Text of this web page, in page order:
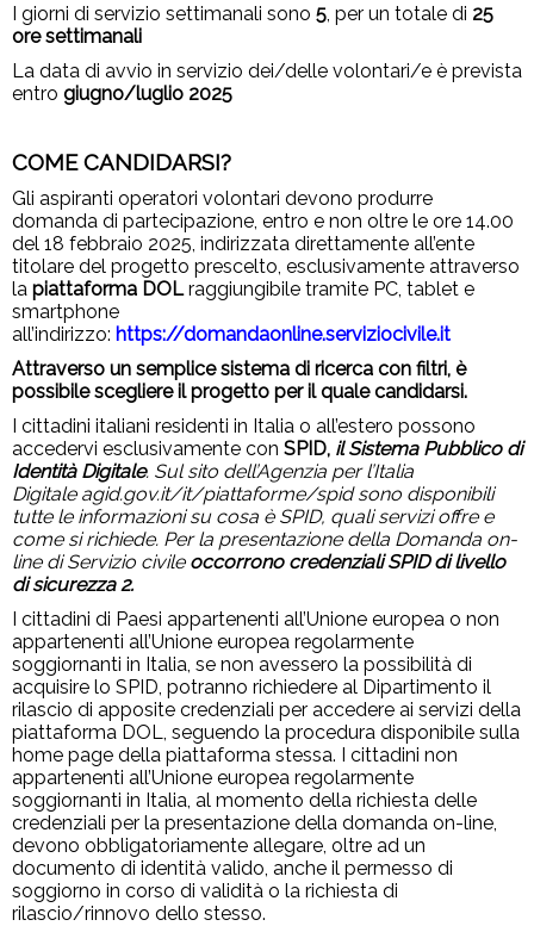
I giorni di servizio settimanali sono 5 , per un totale di 25
ore settimanali
La data di avvio in servizio dei/delle volontari/e è prevista
entro giugno/luglio 2025
COME CANDIDARSI?
Gli aspiranti operatori volontari devono produrre
domanda di partecipazione, entro e non oltre le ore 14.00
del 18 febbraio 2025, indirizzata direttamente all’ente
titolare del progetto prescelto, esclusivamente attraverso
la piattaforma DOLraggiungibile tramite PC, tablet e
smartphone
all’indirizzo: https://domandaonline.serviziocivile.it
Attraverso un semplice sistema di ricerca con filtri, è
possibile scegliere il progetto per il quale candidarsi.
I cittadini italiani residenti in Italia o all’estero possono
accedervi esclusivamente con SPID, il Sistema Pubblico di
Identità Digitale. Sul sito dell’Agenzia per l’Italia
Digitale agid.gov.it/it/piattaforme/spidsono disponibili
tutte le informazioni su cosa è SPID, quali servizi offre e
come si richiede. Per la presentazione della Domanda on-
line di Servizio civile occorrono credenziali SPID di livello
di sicurezza 2.
I cittadini di Paesi appartenenti all’Unione europea o non
appartenenti all’Unione europea regolarmente
soggiornanti in Italia, se non avessero la possibilità di
acquisire lo SPID, potranno richiedere al Dipartimento il
rilascio di apposite credenziali per accedere ai servizi della
piattaforma DOL, seguendo la procedura disponibile sulla
home page della piattaforma stessa. I cittadini non
appartenenti all’Unione europea regolarmente
soggiornanti in Italia, al momento della richiesta delle
credenziali per la presentazione della domanda on-line,
devono obbligatoriamente allegare, oltre ad un
documento di identità valido, anche il permesso di
soggiorno in corso di validità o la richiesta di
rilascio/rinnovo dello stesso.